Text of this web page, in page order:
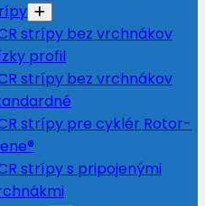
strípy bez vrchnákov
profil
strípy bez vrchnákov
strípy pre cyklér Rotor-
strípy s pripojenými